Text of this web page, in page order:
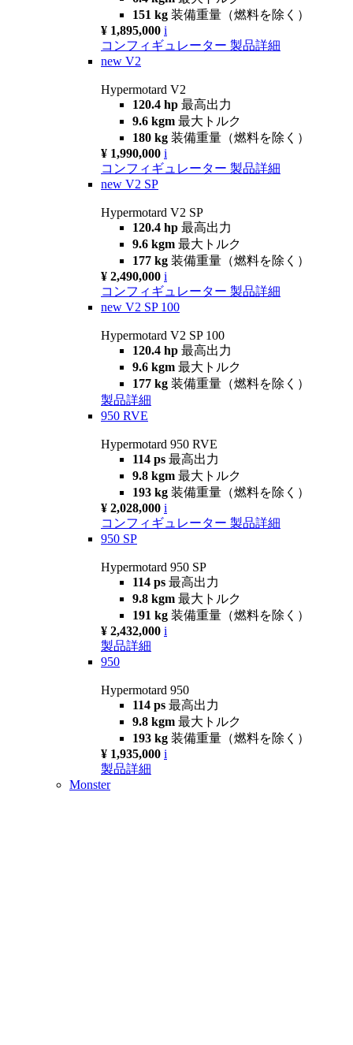
151 kg 装備重量（燃料を除く）
¥ 1,895,000 i
コンフィギュレーター 製品詳細
new V2
Hypermotard V2
120.4 hp 最高出力
9.6 kgm 最大トルク
180 kg 装備重量（燃料を除く）
¥ 1,990,000 i
コンフィギュレーター 製品詳細
new V2 SP
Hypermotard V2 SP
120.4 hp 最高出力
9.6 kgm 最大トルク
177 kg 装備重量（燃料を除く）
¥ 2,490,000 i
コンフィギュレーター 製品詳細
new V2 SP 100
Hypermotard V2 SP 100
120.4 hp 最高出力
9.6 kgm 最大トルク
177 kg 装備重量（燃料を除く）
製品詳細
950 RVE
Hypermotard 950 RVE
114 ps 最高出力
9.8 kgm 最大トルク
193 kg 装備重量（燃料を除く）
¥ 2,028,000 i
コンフィギュレーター 製品詳細
950 SP
Hypermotard 950 SP
114 ps 最高出力
9.8 kgm 最大トルク
191 kg 装備重量（燃料を除く）
¥ 2,432,000 i
製品詳細
950
Hypermotard 950
114 ps 最高出力
9.8 kgm 最大トルク
193 kg 装備重量（燃料を除く）
¥ 1,935,000 i
製品詳細
Monster